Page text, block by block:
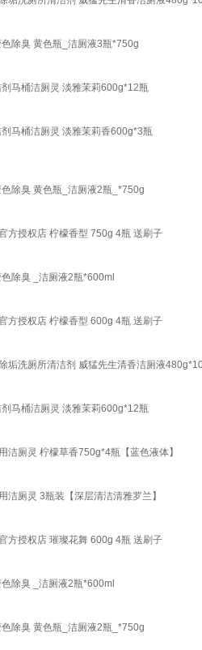
除臭 黄色瓶_洁厕液3瓶*750g
马桶洁厕灵 淡雅茉莉600g*12瓶
马桶洁厕灵 淡雅茉莉香600g*3瓶
除臭 黄色瓶_洁厕液2瓶_*750g
方授权店 柠檬香型 750g 4瓶 送刷子
除臭 _洁厕液2瓶*600ml
方授权店 柠檬香型 600g 4瓶 送刷子
垢洗厕所清洁剂 威猛先生清香洁厕液
马桶洁厕灵 淡雅茉莉600g*12瓶
洁厕灵 柠檬草香750g*4瓶【蓝色液体】
厕灵 3瓶装【深层清洁清雅罗兰】
方授权店 璀璨花舞 600g 4瓶 送刷子
除臭 _洁厕液2瓶*600ml
除臭 黄色瓶_洁厕液2瓶_*750g